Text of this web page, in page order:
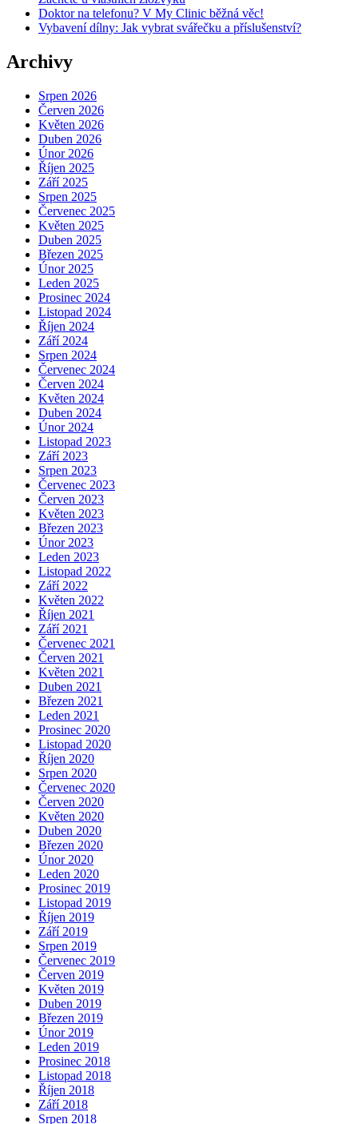
Doktor na telefonu? V My Clinic běžná věc!
Vybavení dílny: Jak vybrat svářečku a příslušenství?
Archivy
Srpen 2026
Červen 2026
Květen 2026
Duben 2026
Únor 2026
Říjen 2025
Září 2025
Srpen 2025
Červenec 2025
Květen 2025
Duben 2025
Březen 2025
Únor 2025
Leden 2025
Prosinec 2024
Listopad 2024
Říjen 2024
Září 2024
Srpen 2024
Červenec 2024
Červen 2024
Květen 2024
Duben 2024
Únor 2024
Listopad 2023
Září 2023
Srpen 2023
Červenec 2023
Červen 2023
Květen 2023
Březen 2023
Únor 2023
Leden 2023
Listopad 2022
Září 2022
Květen 2022
Říjen 2021
Září 2021
Červenec 2021
Červen 2021
Květen 2021
Duben 2021
Březen 2021
Leden 2021
Prosinec 2020
Listopad 2020
Říjen 2020
Srpen 2020
Červenec 2020
Červen 2020
Květen 2020
Duben 2020
Březen 2020
Únor 2020
Leden 2020
Prosinec 2019
Listopad 2019
Říjen 2019
Září 2019
Srpen 2019
Červenec 2019
Červen 2019
Květen 2019
Duben 2019
Březen 2019
Únor 2019
Leden 2019
Prosinec 2018
Listopad 2018
Říjen 2018
Září 2018
Srpen 2018